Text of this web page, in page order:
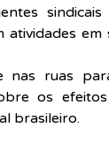
nas ruas
os
brasileiro.